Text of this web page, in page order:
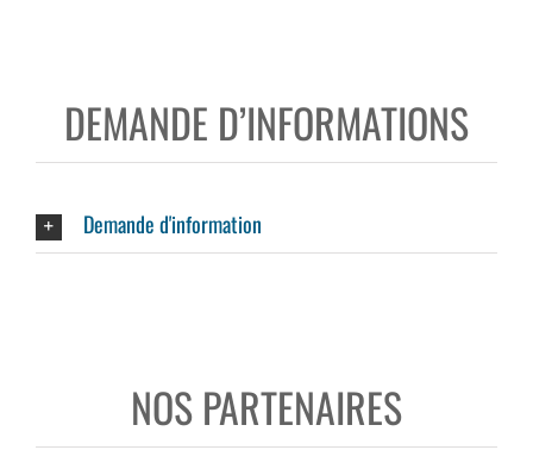
DEMANDE D’INFORMATIONS
Demande d'information
NOS PARTENAIRES